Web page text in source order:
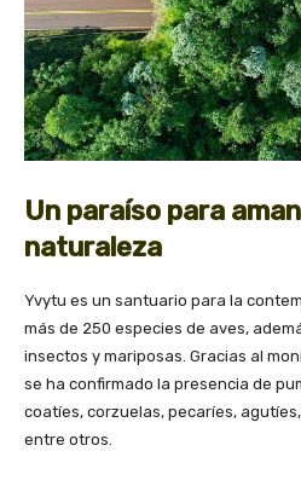
Un paraíso para
naturaleza
Yvytu es un santuario para la
más de 250 especies de aves,
insectos y mariposas. Gracias al
se ha confirmado la presencia de
coatíes, corzuelas, pecaríes,
entre otros.